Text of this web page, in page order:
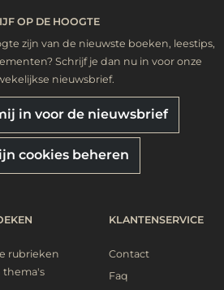
OP DE HOOGTE
zijn van de nieuwste boeken, leestips,
Schrijf je dan nu in voor onze
nieuwsbrief.
in voor de nieuwsbrief
cookies beheren
rubrieken
thema's
KLANTENSERVICE
Contact
Faq